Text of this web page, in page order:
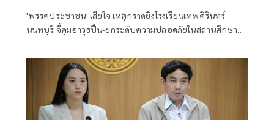
'พรรคประชาชน' เสียใจ เหตุกราดยิงโรงเรียนเทพศิรินทร์
นนทบุรี จี้คุมอาวุธปืน-ยกระดับความปลอดภัยในสถานศึกษา